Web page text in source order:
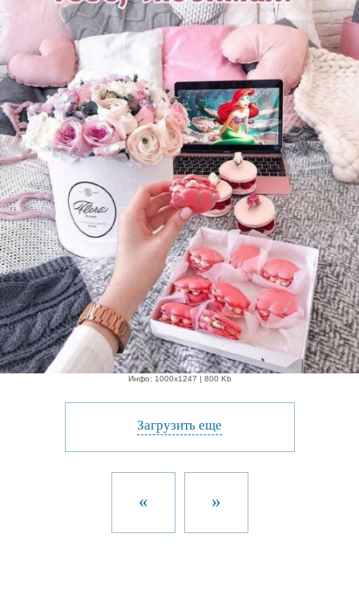
Инфо: 1000х1247 | 800 Kb
Загрузить еще
« »